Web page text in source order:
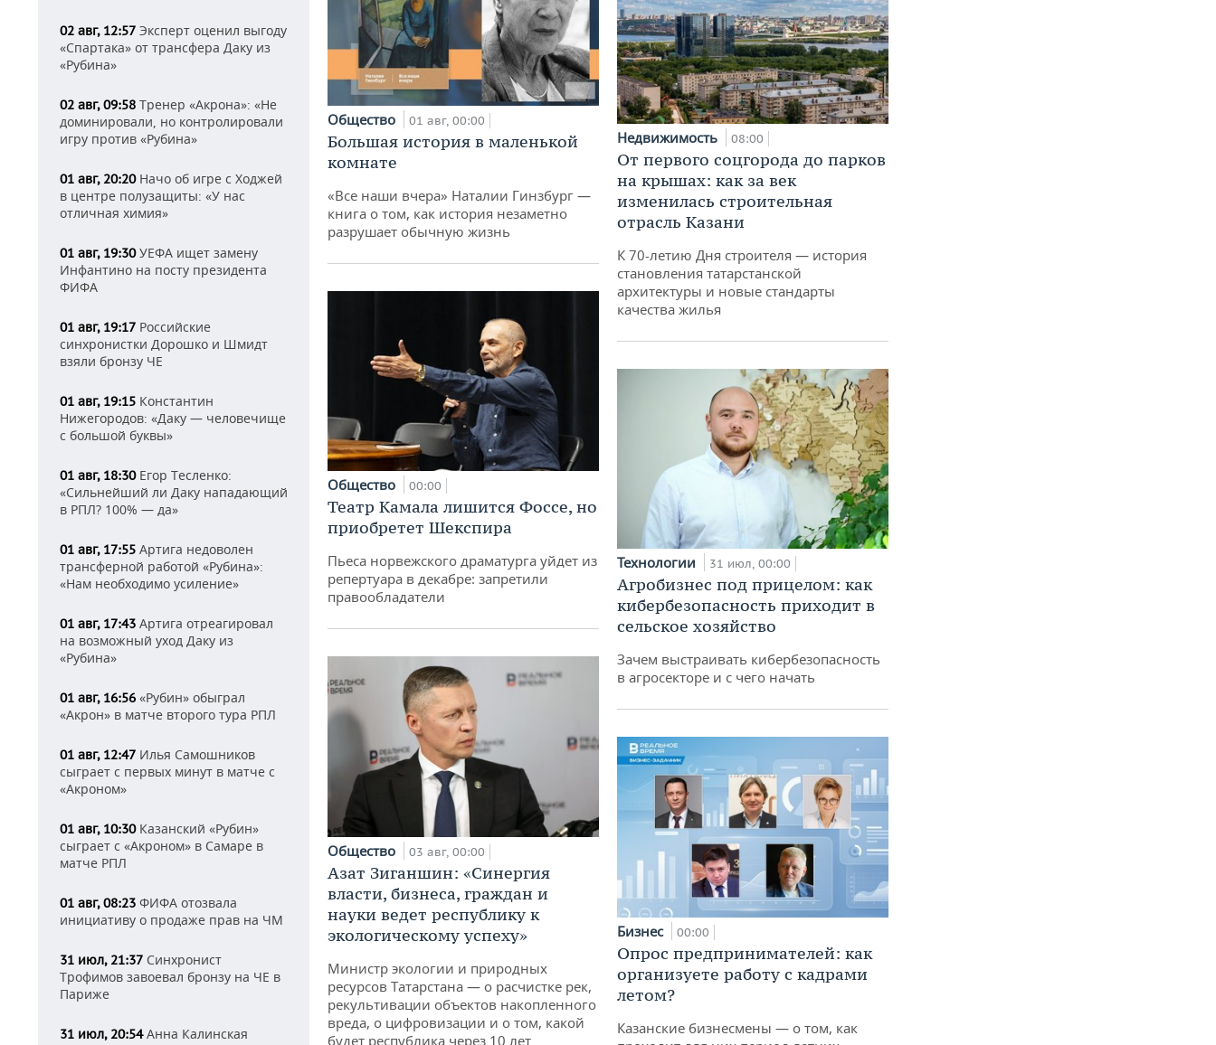
02 авг, 12:57 Эксперт оценил выгоду
«Спартака» от трансфера Даку из
«Рубина»
02 авг, 09:58 Тренер «Акрона»: «Не
доминировали, но контролировали
игру против «Рубина»
01 авг, 20:20Начо об игре с Ходжей
в центре полузащиты: «У нас
отличная химия»
01 авг, 19:30УЕФА ищет замену
Инфантино на посту президента
ФИФА
01 авг, 19:17 Российские
синхронистки Дорошко и Шмидт
взяли бронзу ЧЕ
01 авг, 19:15 Константин
Нижегородов: «Даку — человечище
с большой буквы»
01 авг, 18:30Егор Тесленко:
«Сильнейший ли Даку нападающий
в РПЛ? 100% — да»
01 авг, 17:55 Артига недоволен
трансферной работой «Рубина»:
«Нам необходимо усиление»
01 авг, 17:43 Артига отреагировал
на возможный уход Даку из
«Рубина»
01 авг, 16:56 «Рубин» обыграл
«Акрон» в матче второго тура РПЛ
01 авг, 12:47 Илья Самошников
сыграет с первых минут в матче с
«Акроном»
01 авг, 10:30Казанский «Рубин»
сыграет с «Акроном» в Самаре в
матче РПЛ
01 авг, 08:23 ФИФА отозвала
инициативу о продаже прав на ЧМ
31 июл, 21:37 Синхронист
Трофимов завоевал бронзу на ЧЕ в
Париже
31 июл, 20:54Анна Калинская
Общество 01 авг, 00:00
Большая история в маленькой
комнате
«Все наши вчера» Наталии Гинзбург —
книга о том, как история незаметно
разрушает обычную жизнь
Общество 00:00
Театр Камала лишится Фоссе, но
приобретет Шекспира
Пьеса норвежского драматурга уйдет из
репертуара в декабре: запретили
правообладатели
Общество 03 авг, 00:00
Азат Зиганшин: «Синергия
власти, бизнеса, граждан и
науки ведет республику к
экологическому успеху»
Министр экологии и природных
ресурсов Татарстана — о расчистке рек,
рекультивации объектов накопленного
вреда, о цифровизации и о том, какой
будет республика через 10 лет
Недвижимость 08:00
От первого соцгорода до парков
на крышах: как за век
изменилась строительная
отрасль Казани
К 70-летию Дня строителя — история
становления татарстанской
архитектуры и новые стандарты
качества жилья
Технологии 31 июл, 00:00
Агробизнес под прицелом: как
кибербезопасность приходит в
сельское хозяйство
Зачем выстраивать кибербезопасность
в агросекторе и с чего начать
Бизнес 00:00
Опрос предпринимателей: как
организуете работу с кадрами
летом?
Казанские бизнесмены — о том, как